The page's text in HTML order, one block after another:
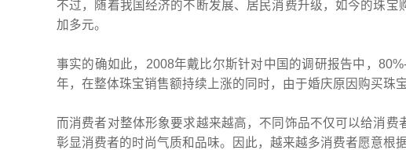
不过，随着我国经济的不断发展、居民消费升级，如今的珠宝
加多元。
事实的确如此，2008年戴比尔斯针对中国的调研报告中，
年，在整体珠宝销售额持续上涨的同时，由于婚庆原因购买珠
而消费者对整体形象要求越来越高，不同饰品不仅可以给消费
彰显消费者的时尚气质和品味。因此，越来越多消费者愿意根